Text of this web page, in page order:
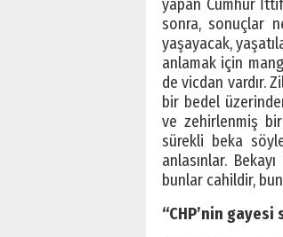
yapan Cumhur
sonra, sonuçlar
yaşayacak,
anlamak için
de vicdan vardır.
bir bedel
ve zehirlenmiş
sürekli beka
anlasınlar.
bunlar cahildir,
“CHP’nin